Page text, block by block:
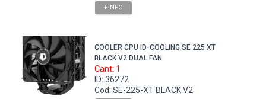
+ INFO
COOLER CPU ID-COOLING SE 225 XT
BLACK V2 DUAL FAN
Cant: 1
ID: 36272
Cod: SE-225-XT BLACK V2